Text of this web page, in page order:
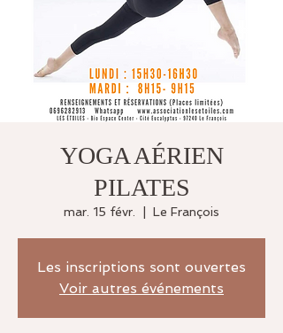
YOGA AÉRIEN
PILATES
mar. 15 févr. Le François
Les inscriptions sont ouvertes
Voir autres événements